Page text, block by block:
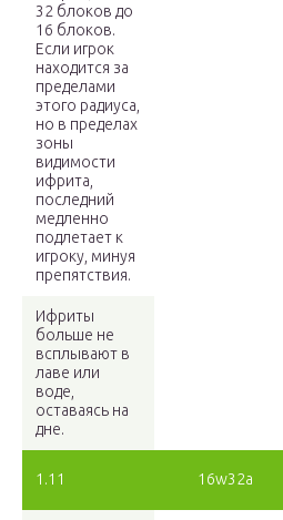
32 блоков до
16 блоков.
Если игрок
находится за
пределами
этого радиуса,
но в пределах
зоны
видимости
ифрита,
последний
медленно
подлетает к
игроку, минуя
препятствия.
Ифриты
больше не
всплывают в
лаве или
воде,
оставаясь на
дне.
1.11 16w32a